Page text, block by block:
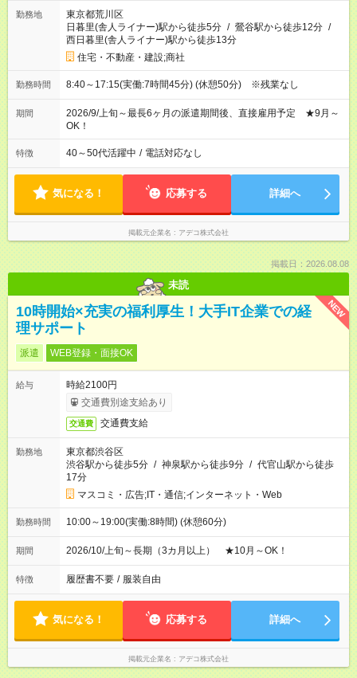
勤務地
東京都荒川区
日暮里(舎人ライナー)駅から徒歩5分 / 鶯谷駅から徒歩12分 /
西日暮里(舎人ライナー)駅から徒歩13分
住宅・不動産・建設;商社
勤務時間 8:40～17:15(実働:7時間45分) (休憩50分) ※残業なし
期間
2026/9/上旬～最長6ヶ月の派遣期間後、直接雇用予定 ★9月～
OK！
特徴 40～50代活躍中 / 電話対応なし
気になる！ 応募する 詳細へ
掲載元企業名 アデコ株式会社
掲載日：2026.08.08
未読
NEW
10時開始×充実の福利厚生！大手IT企業での経
理サポート
派遣 WEB登録・面接OK
給与
時給2100円
交通費別途支給あり
交通費 交通費支給
勤務地
東京都渋谷区
渋谷駅から徒歩5分 / 神泉駅から徒歩9分 / 代官山駅から徒歩
17分
マスコミ・広告;IT・通信;インターネット・Web
勤務時間 10:00～19:00(実働:8時間) (休憩60分)
期間 2026/10/上旬～長期（3カ月以上） ★10月～OK！
特徴 履歴書不要 / 服装自由
気になる！ 応募する 詳細へ
掲載元企業名 アデコ株式会社